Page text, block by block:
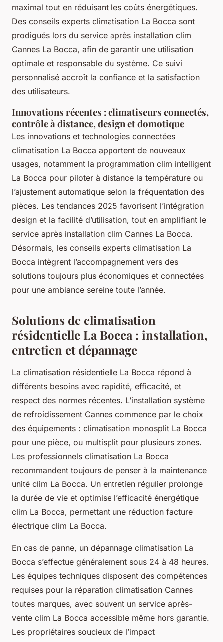
maximal tout en réduisant les coûts énergétiques.
Des conseils experts climatisation La Bocca sont
prodigués lors du service après installation clim
Cannes La Bocca, afin de garantir une utilisation
optimale et responsable du système. Ce suivi
personnalisé accroît la confiance et la satisfaction
des utilisateurs.
Innovations récentes : climatiseurs connectés,
contrôle à distance, design et domotique
Les innovations et technologies connectées
climatisation La Bocca apportent de nouveaux
usages, notamment la programmation clim intelligent
La Bocca pour piloter à distance la température ou
l’ajustement automatique selon la fréquentation des
pièces. Les tendances 2025 favorisent l’intégration
design et la facilité d’utilisation, tout en amplifiant le
service après installation clim Cannes La Bocca.
Désormais, les conseils experts climatisation La
Bocca intègrent l’accompagnement vers des
solutions toujours plus économiques et connectées
pour une ambiance sereine toute l’année.
Solutions de climatisation
résidentielle La Bocca : installation,
entretien et dépannage
La climatisation résidentielle La Bocca répond à
différents besoins avec rapidité, efficacité, et
respect des normes récentes. L’installation système
de refroidissement Cannes commence par le choix
des équipements : climatisation monosplit La Bocca
pour une pièce, ou multisplit pour plusieurs zones.
Les professionnels climatisation La Bocca
recommandent toujours de penser à la maintenance
unité clim La Bocca. Un entretien régulier prolonge
la durée de vie et optimise l’efficacité énergétique
clim La Bocca, permettant une réduction facture
électrique clim La Bocca.
En cas de panne, un dépannage climatisation La
Bocca s’effectue généralement sous 24 à 48 heures.
Les équipes techniques disposent des compétences
requises pour la réparation climatisation Cannes
toutes marques, avec souvent un service après-
vente clim La Bocca accessible même hors garantie.
Les propriétaires soucieux de l’impact